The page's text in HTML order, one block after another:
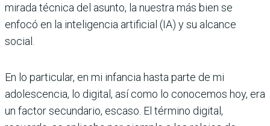
mirada técnica del asunto, la nuestra más bien se
enfocó en la inteligencia artificial (IA) y su alcance
social.
En lo particular, en mi infancia hasta parte de mi
adolescencia, lo digital, así como lo conocemos hoy, era
un factor secundario, escaso. El término digital,